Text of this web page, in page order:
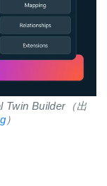
Twin Builder（出
）